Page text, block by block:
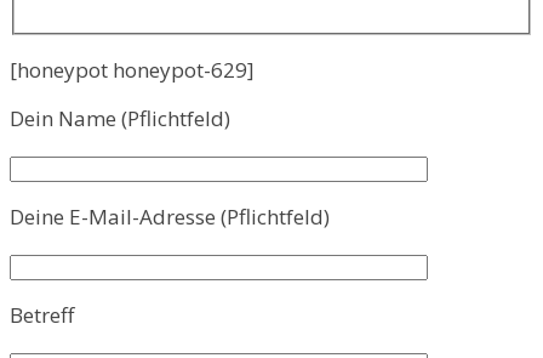
[honeypot honeypot-629]
Dein Name (Pflichtfeld)
Deine E-Mail-Adresse (Pflichtfeld)
Betreff